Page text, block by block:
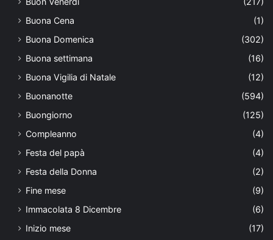
Buona Cena
(1)
Buona Domenica
(302)
Buona settimana
(16)
Buona Vigilia di Natale
(12)
Buonanotte
(594)
Buongiorno
(125)
Compleanno
(4)
Festa del papà
(4)
Festa della Donna
(2)
Fine mese
(9)
Immacolata 8 Dicembre
(6)
Inizio mese
(17)